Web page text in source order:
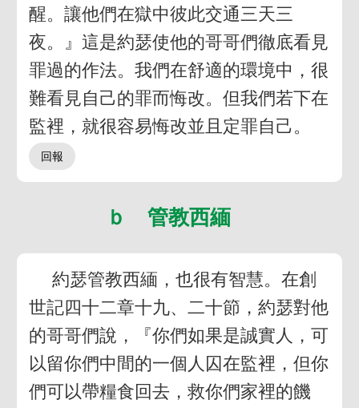
醒。讓他們在獄中彼此交通三天三
夜。』這是約瑟使他的哥哥們徹底看見
罪過的作法。我們在舒適的環境中，很
難看見自己的罪而悔改。但我們若下在
監裡，就很容易悔改並且定罪自己。
ｂ 管教西緬
約瑟管教西緬，也很有智慧。在創
世記四十二章十九、二十節，約瑟對他
的哥哥們說，『你們如果是誠實人，可
以留你們中間的一個人囚在監裡，但你
們可以帶糧食回去，救你們家裡的饑